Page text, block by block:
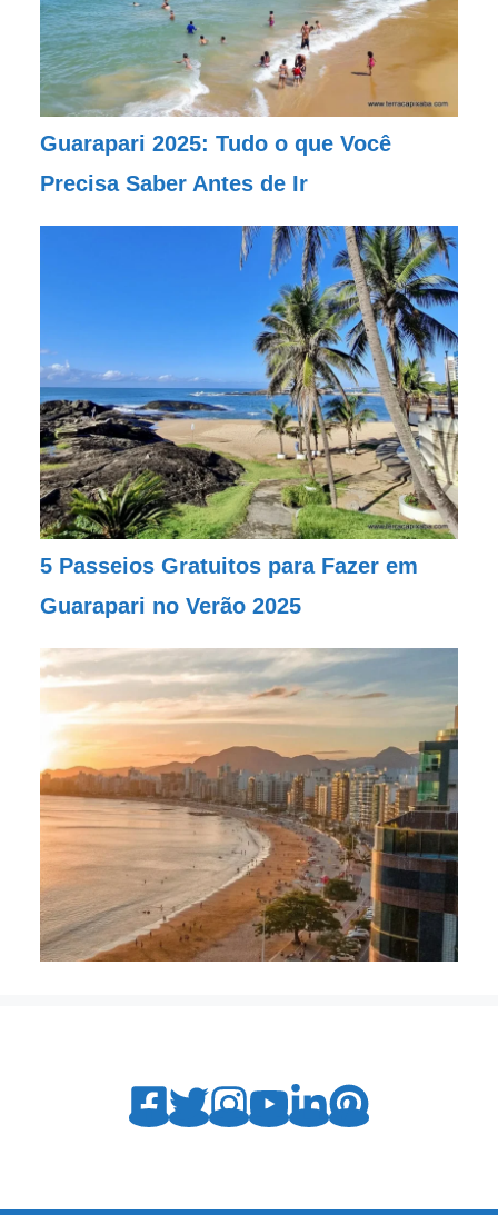
Guarapari 2025: Tudo o que Você
Precisa Saber Antes de Ir
5 Passeios Gratuitos para Fazer em
Guarapari no Verão 2025